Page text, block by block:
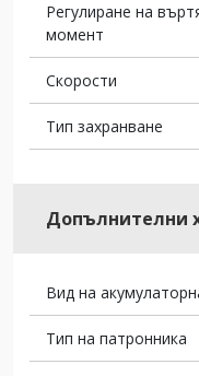
Регулиране на
момент
Скорости
Тип захранване
Допълнителни
Вид на
Тип на патронника